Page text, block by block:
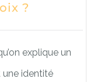
?
explique un
une identité